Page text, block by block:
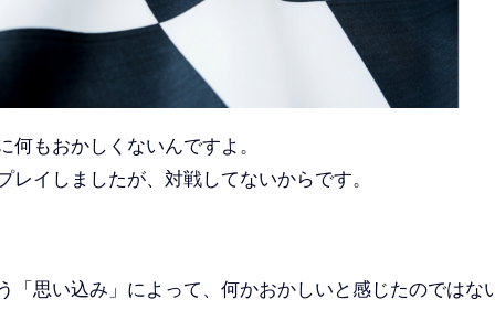
もおかしくないんですよ。
イしましたが、対戦してないからです。
「思い込み」によって、何かおかしいと感じたのではな